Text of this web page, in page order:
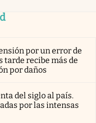
por un error de
tarde recibe más de
por daños
del siglo al país.
por las intensas